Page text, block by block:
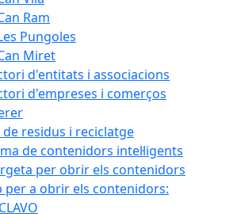
Ram
Pungoles
Miret
d'entitats i associacions
d'empreses i comerços
de residus i reciclatge
de contenidors intel·ligents
per obrir els contenidors
per a obrir els contenidors: